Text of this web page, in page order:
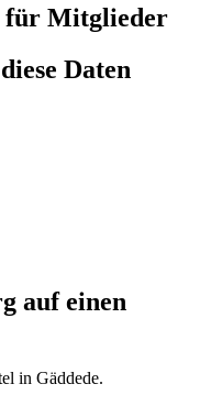
für Mitglieder
Daten
auf einen
in Gäddede.